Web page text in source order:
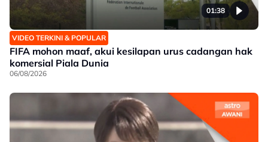
01:38
VIDEO TERKINI & POPULAR
FIFA mohon maaf, akui kesilapan urus cadangan hak
komersial Piala Dunia
06/08/2026